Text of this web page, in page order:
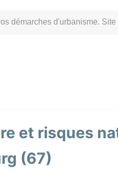
démarches d'urbanisme.
et risques
(67)